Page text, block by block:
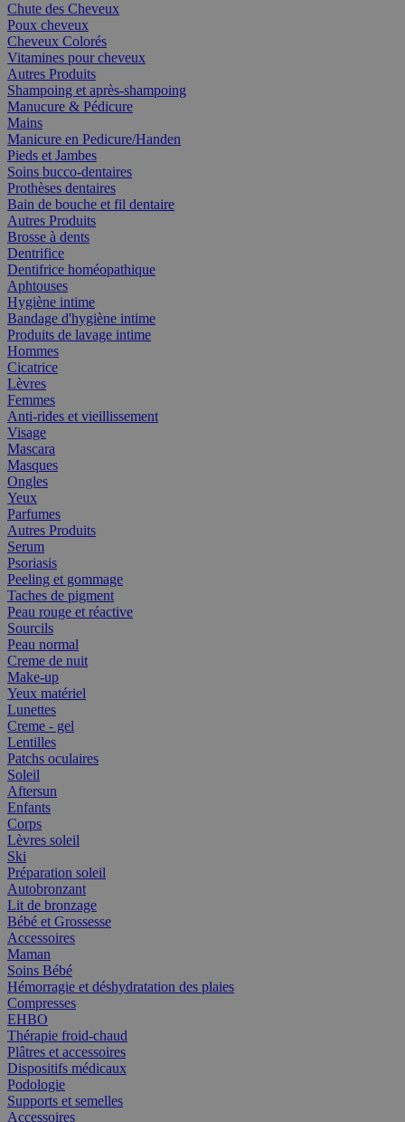
Chute des Cheveux
Poux cheveux
Cheveux Colorés
Vitamines pour cheveux
Autres Produits
Shampoing et après-shampoing
Manucure & Pédicure
Mains
Manicure en Pedicure/Handen
Pieds et Jambes
Soins bucco-dentaires
Prothèses dentaires
Bain de bouche et fil dentaire
Autres Produits
Brosse à dents
Dentrifice
Dentifrice homéopathique
Aphtouses
Hygiène intime
Bandage d'hygiène intime
Produits de lavage intime
Hommes
Cicatrice
Lèvres
Femmes
Anti-rides et vieillissement
Visage
Mascara
Masques
Ongles
Yeux
Parfumes
Autres Produits
Serum
Psoriasis
Peeling et gommage
Taches de pigment
Peau rouge et réactive
Sourcils
Peau normal
Creme de nuit
Make-up
Yeux matériel
Lunettes
Creme - gel
Lentilles
Patchs oculaires
Soleil
Aftersun
Enfants
Corps
Lèvres soleil
Ski
Préparation soleil
Autobronzant
Lit de bronzage
Bébé et Grossesse
Accessoires
Maman
Soins Bébé
Hémorragie et déshydratation des plaies
Compresses
EHBO
Thérapie froid-chaud
Plâtres et accessoires
Dispositifs médicaux
Podologie
Supports et semelles
Accessoires